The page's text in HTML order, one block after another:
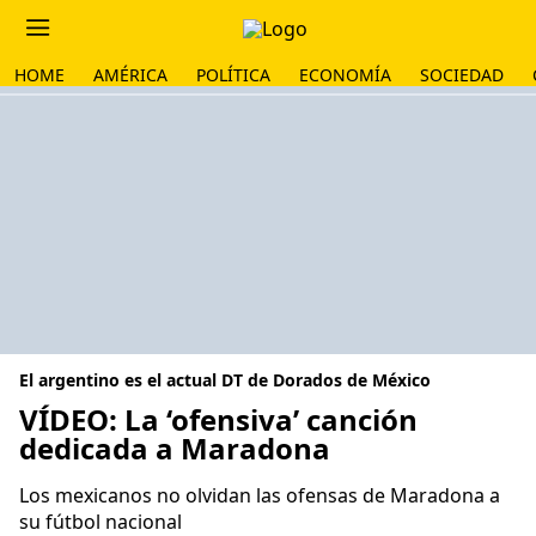
HOME AMÉRICA POLÍTICA ECONOMÍA SOCIEDAD
El argentino es el actual DT de Dorados de México
VÍDEO: La ‘ofensiva’ canción
dedicada a Maradona
Los mexicanos no olvidan las ofensas de Maradona a
su fútbol nacional